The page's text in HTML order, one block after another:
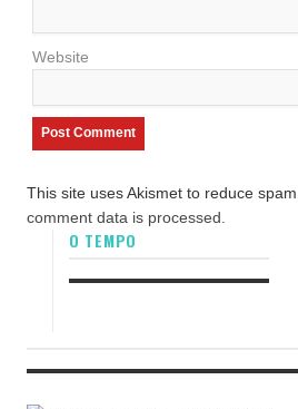
Website
This site uses Akismet to reduce spam.
comment data is processed.
O TEMPO